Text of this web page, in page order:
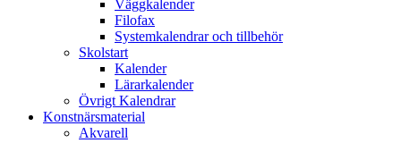
Väggkalender
Filofax
Systemkalendrar och tillbehör
Skolstart
Kalender
Lärarkalender
Övrigt Kalendrar
Konstnärsmaterial
Akvarell